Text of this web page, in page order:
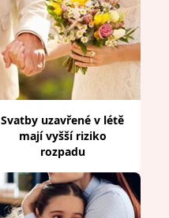
Svatby uzavřené v létě
mají vyšší riziko
rozpadu